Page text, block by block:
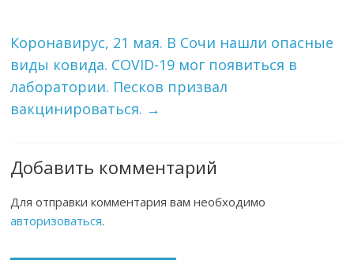
Коронавирус, 21 мая. В Сочи нашли опасные
виды ковида. COVID-19 мог появиться в
лаборатории. Песков призвал
вакцинироваться. →
Добавить комментарий
Для отправки комментария вам необходимо
авторизоваться.